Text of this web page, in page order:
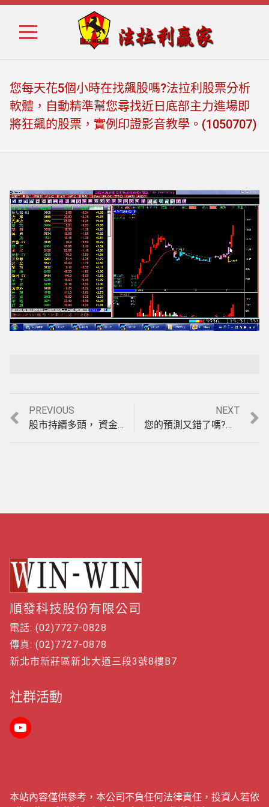
Skip
Skip
您每天花5個小時在找飆股嗎?法拉利股票分析
軟體，自動精準幫您尋找近日底部主力進場即
將狂飆的股票，實例印證影音教學。(1050707)
Loaded:
100.00%
Playback Rate
Unmute
文
PREVIOUS
Previous
post:
股市持續多頭， 資金輪動快速如何精準掌握飆股?法拉利股市看盤軟體，自動幫您尋找近日底部主力進場即將狂飆的股票，實例印證影音教學。(1050701)
NEXT
post:
您的預測又錯了嗎?行情持續上漲，還沒找到好的方法進場嗎?法拉利股票分析看盤軟體跟著主力底部進場，讓您不賺也難，實例印證教學。(1050715)
順發科技股份有限公司
電話: (02)7727-0828
傳真: (02)7727-0878
新北市新莊區新北大道三段3號8樓B7
社群活動
本站內容僅供參考，本公司不負任何法律責任，投資人若依